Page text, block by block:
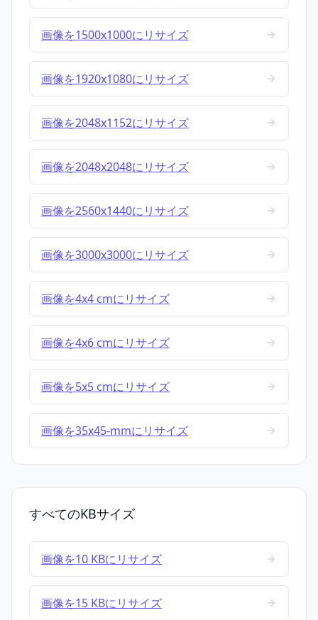
画像を1500x1000にリサイズ
画像を1920x1080にリサイズ
画像を2048x1152にリサイズ
画像を2048x2048にリサイズ
画像を2560x1440にリサイズ
画像を3000x3000にリサイズ
画像を4x4 cmにリサイズ
画像を4x6 cmにリサイズ
画像を5x5 cmにリサイズ
画像を35x45-mmにリサイズ
すべてのKBサイズ
画像を10 KBにリサイズ
画像を15 KBにリサイズ